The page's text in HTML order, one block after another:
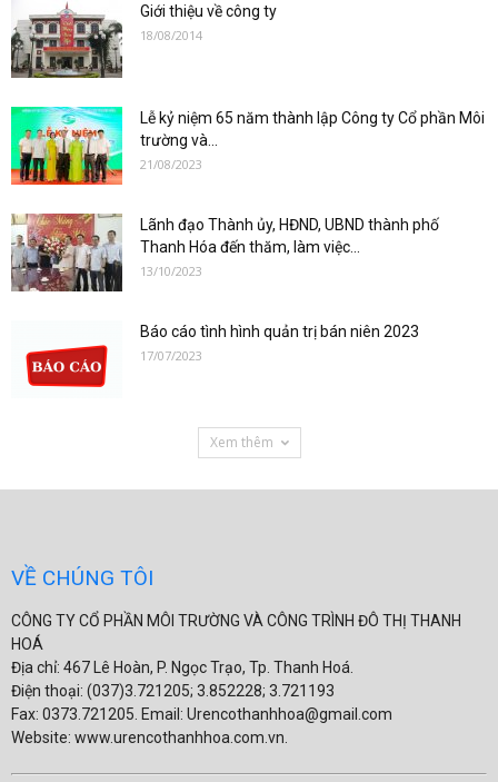
Giới thiệu về công ty
18/08/2014
Lễ kỷ niệm 65 năm thành lập Công ty Cổ phần Môi
trường và...
21/08/2023
Lãnh đạo Thành ủy, HĐND, UBND thành phố
Thanh Hóa đến thăm, làm việc...
13/10/2023
Báo cáo tình hình quản trị bán niên 2023
17/07/2023
Xem thêm
VỀ CHÚNG TÔI
CÔNG TY CỔ PHẦN MÔI TRƯỜNG VÀ CÔNG TRÌNH ĐÔ THỊ THANH
HOÁ
Địa chỉ: 467 Lê Hoàn, P. Ngọc Trạo, Tp. Thanh Hoá.
Điện thoại: (037)3.721205; 3.852228; 3.721193
Fax: 0373.721205. Email: Urencothanhhoa@gmail.com
Website: www.urencothanhhoa.com.vn.